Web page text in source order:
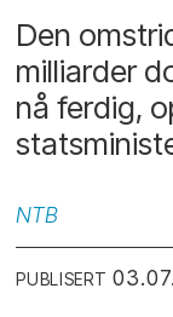
Den
milliarder
nå ferdig,
NTB
PUBLISERT